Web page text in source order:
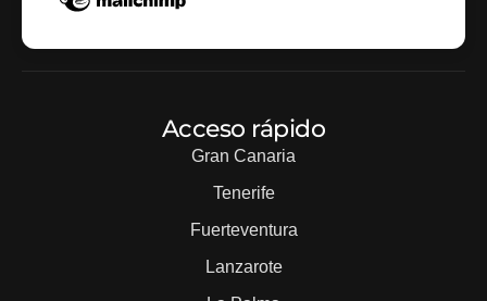
Acceso rápido
Gran Canaria
Tenerife
Fuerteventura
Lanzarote